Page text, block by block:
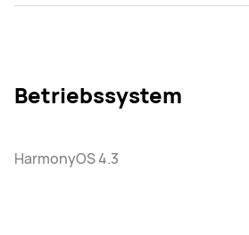
Betriebssystem
HarmonyOS 4.3